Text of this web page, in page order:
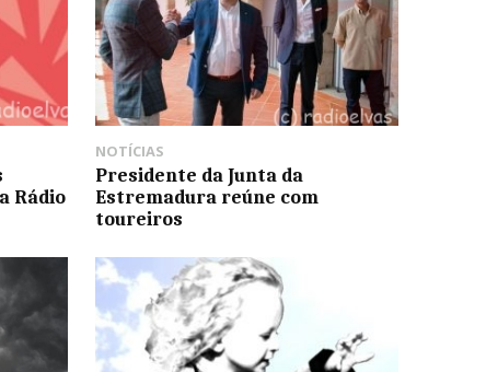
Rádio
NOTÍCIAS
Presidente da Junta da
Estremadura reúne com
toureiros